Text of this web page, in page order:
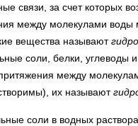
связи, за счет которых
между молекулами воды
вещества называют
соли, белки, углеводы
между
их называют
соли в водных